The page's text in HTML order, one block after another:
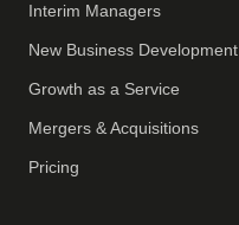
Interim Managers
New Business Development
Growth as a Service
Mergers & Acquisitions
Pricing